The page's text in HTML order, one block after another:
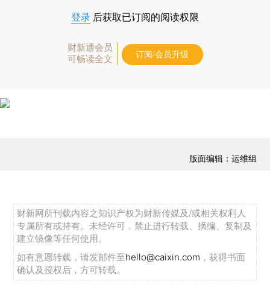
登录 后获取已订阅的阅读权限
财新通会员
可畅读全文
订阅/会员升级
版面编辑：运维组
财新网所刊载内容之知识产权为财新传媒及/或相关权利人
专属所有或持有。未经许可，禁止进行转载、摘编、复制及
建立镜像等任何使用。
如有意愿转载，请发邮件至hello@caixin.com ，获得书面
确认及授权后，方可转载。